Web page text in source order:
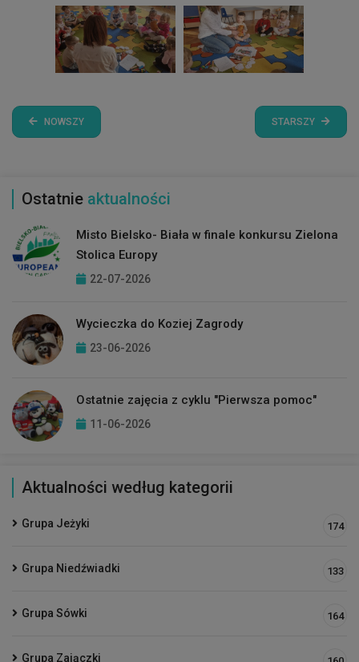
NOWSZY STARSZY
Ostatnie aktualności
Misto Bielsko- Biała w finale konkursu Zielona
Stolica Europy
22-07-2026
Wycieczka do Koziej Zagrody
23-06-2026
Ostatnie zajęcia z cyklu "Pierwsza pomoc"
11-06-2026
Aktualności według kategorii
Grupa Jeżyki 174
Grupa Niedźwiadki 133
Grupa Sówki 164
Grupa Zajączki